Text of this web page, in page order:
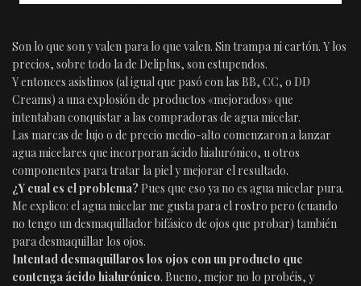
Son lo que son y valen para lo que valen. Sin trampa ni cartón. Y los
precios, sobre todo la de Deliplus, son estupendos.
Y entonces asistimos (al igual que pasó con las BB, CC, o DD
Creams) a una explosión de productos «mejorados» que
intentaban conquistar a las compradoras de agua micelar.
Las marcas de lujo o de precio medio-alto comenzaron a lanzar
agua micelares que incorporan ácido hialurónico, u otros
componentes para tratar la piel y mejorar el resultado.
¿Y cual es el problema? Pues que eso ya no es agua micelar pura.
Me explico: el agua micelar me gusta para el rostro pero (cuando
no tengo un desmaquillador bifásico de ojos que probar) también
para desmaquillar los ojos.
Intentad desmaquillaros los ojos con un producto que
contenga ácido hialurónico. Bueno, mejor no lo probéis, y